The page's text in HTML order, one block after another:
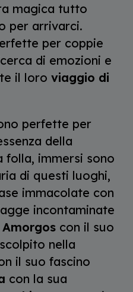
magica tutto
per arrivarci.
per coppie
di emozioni e
il loro viaggio di
perfette per
della
folla, immersi sono
di questi luoghi,
immacolate con
incontaminate
Amorgoscon il suo
nella
il suo fascino
con la sua